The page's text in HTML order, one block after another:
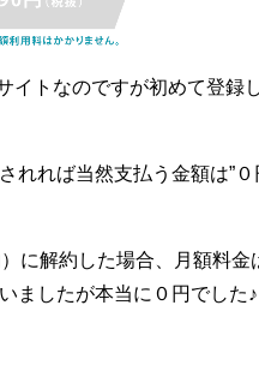
イトなのですが初めて登録
れれば当然支払う金額は”０
に解約した場合、月額料金
ましたが本当に０円でした♪